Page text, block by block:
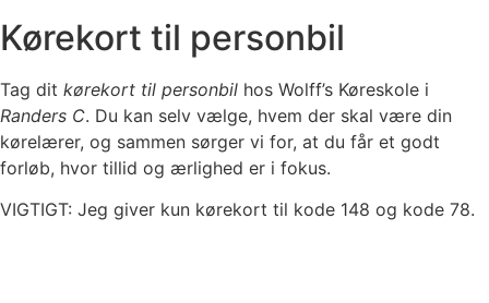
Kørekort til personbil
Tag dit kørekort til personbil hos Wolff’s Køreskole i
Randers C. Du kan selv vælge, hvem der skal være din
kørelærer, og sammen sørger vi for, at du får et godt
forløb, hvor tillid og ærlighed er i fokus.
VIGTIGT: Jeg giver kun kørekort til kode 148 og kode 78.